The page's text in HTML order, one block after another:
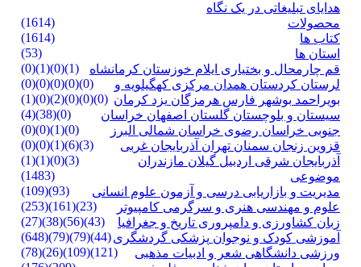
هدایای تبلیغاتی در یک نگاه
محصولات
(1614)
کتاب ها
(1614)
استان ها
(53)
قم
(0) چارمحال و بختیاری (1) ایلام (0) خوزستان (1)
کرمانشاه
(0)
لرستان (0) کردستان (0) همدان (0) مرکزی (0)
کهگیلویه و
بویراحمد
(1) بوشهر (0) فارس (2) هرمزگان (0) یزد (0) کرمان (0)
سیستان و بلوچستان
(4) گلستان (38) اصفهان (0)
خراسان
جنوبی
(0) خراسان رضوی (0) خراسان شمالی (1) البرز
(0)
قزوین
(0) زنجان (0) سمنان (1) تهران (6) آذربایجان غربی
(3)
آذربایجان شرقی
(1) اردبیل (1) گیلان (0) مازندران
(3)
موضوعی
(1483)
مدیریت و بازاریابی
(109) درسی و آزمون (93)
علوم انسانی
(253)
علوم و مهندسی (161) هنری و سرگرمی (23)
کامپیوتر
(27)
زبان (38) کشاورزی و دامپروری (56) تاریخ و جغرافیا
(43)
آموزشی
(648) کودک و نوجوان (79) پزشکی (79) گردشگری(44)
ورزشی
(78) دانشگاهی (26) شعر و ادبیات (109) مذهبی
(121)